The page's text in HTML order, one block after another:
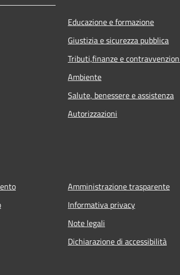
Educazione e formazione
Giustizia e sicurezza pubblica
Tributi,finanze e
Ambiente
Salute, benessere e assistenza
Autorizzazioni
Amministrazione trasparente
Informativa privacy
Note legali
Dichiarazione di accessibilità